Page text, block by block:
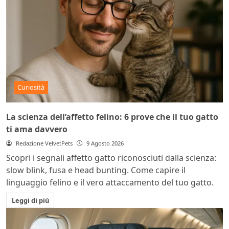
Curiosità
La scienza dell’affetto felino: 6 prove che il tuo gatto
ti ama davvero
Redazione VelvetPets 9 Agosto 2026
Scopri i segnali affetto gatto riconosciuti dalla scienza:
slow blink, fusa e head bunting. Come capire il
linguaggio felino e il vero attaccamento del tuo gatto.
Leggi di più